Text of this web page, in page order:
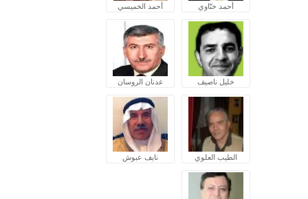
أحمد ختّاوي أحمد الخميسي
خليل ناصيف عدنان الروسان
الطيب العلوي نايف عبوش